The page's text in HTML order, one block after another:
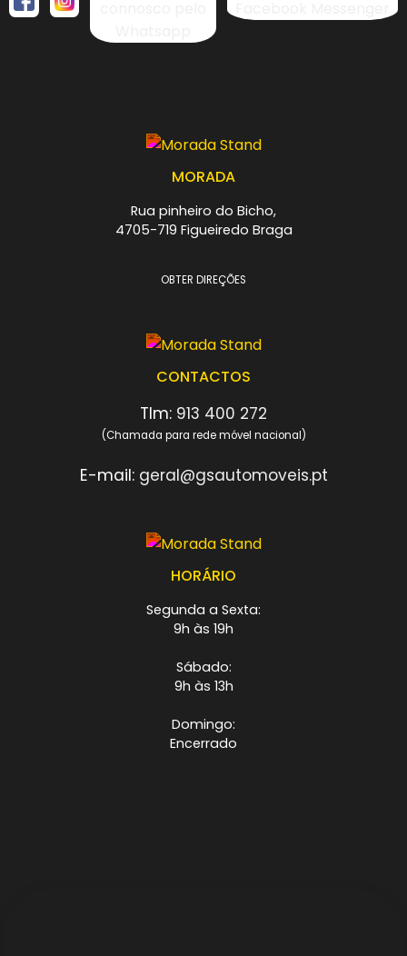
MORADA
Rua pinheiro do Bicho,
4705-719 Figueiredo Braga
OBTER DIREÇÕES
CONTACTOS
Tlm: 913 400 272
(Chamada para rede móvel nacional)
E-mail: geral@gsautomoveis.pt
HORÁRIO
Segunda a Sexta:
9h às 19h
Sábado:
9h às 13h
Domingo:
Encerrado